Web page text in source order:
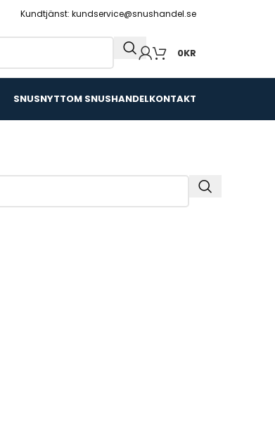
Kundtjänst: kundservice@snushandel.se
0KR
SNUSNYTTOM SNUSHANDELKONTAKT